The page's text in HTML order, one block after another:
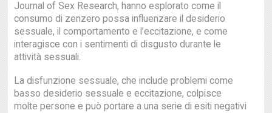
Journal of Sex Research, hanno esplorato come il
consumo di zenzero possa influenzare il desiderio
sessuale, il comportamento e l’eccitazione, e come
interagisce con i sentimenti di disgusto durante le
attività sessuali.
La disfunzione sessuale, che include problemi come
basso desiderio sessuale e eccitazione, colpisce
molte persone e può portare a una serie di esiti negativi